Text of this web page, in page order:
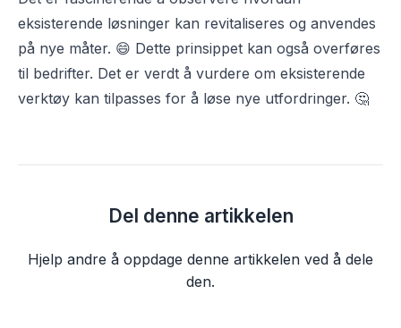
eksisterende løsninger kan revitaliseres og anvendes
på nye måter. 😄 Dette prinsippet kan også overføres
til bedrifter. Det er verdt å vurdere om eksisterende
verktøy kan tilpasses for å løse nye utfordringer. 🤔
Del denne artikkelen
Hjelp andre å oppdage denne artikkelen ved å dele
den.